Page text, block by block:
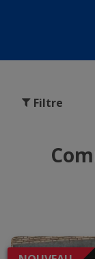
Filtre